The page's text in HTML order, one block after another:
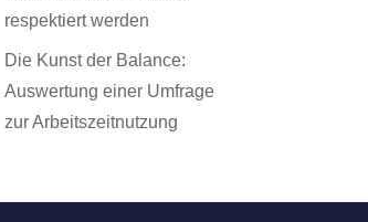
respektiert werden
Die Kunst der Balance:
Auswertung einer Umfrage
zur Arbeitszeitnutzung